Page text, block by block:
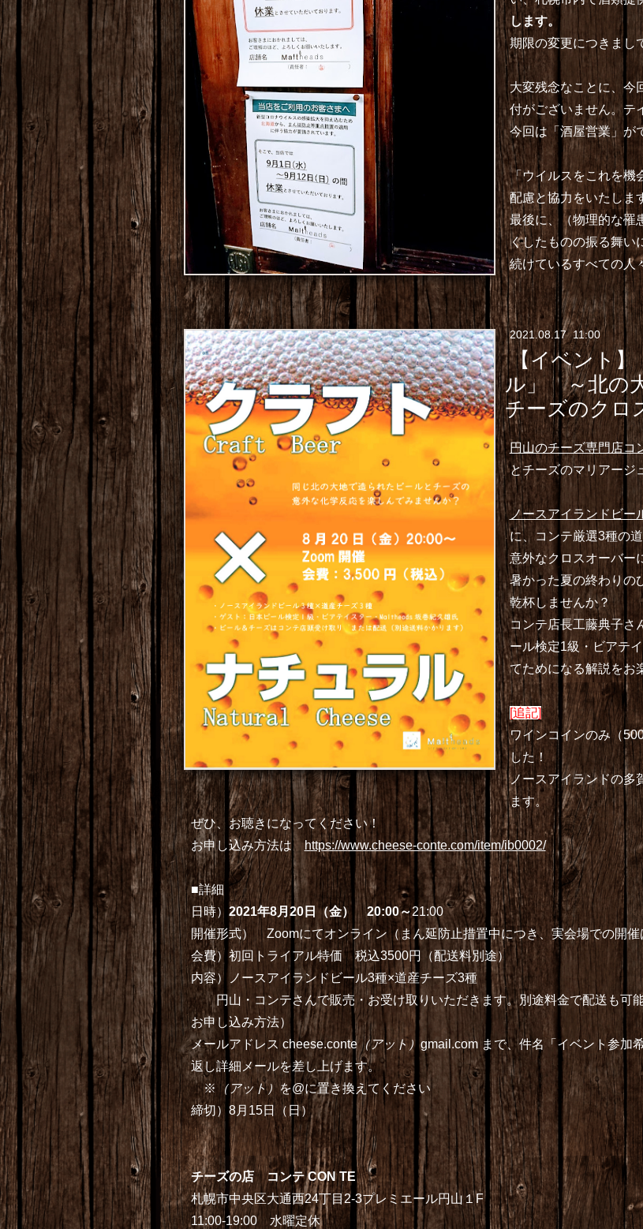
します。
期限の変更につきまし
大変残念なことに、今
付がございません。テ
今回は「酒屋営業」が
「ウイルスをこれを機
配慮と協力をいたしま
最後に、（物理的な罹
くしたものの振る舞い
続けているすべての人
2021.08.17 11:00
【イベント
ル」 ～北の
チーズのクロ
円山のチーズ専門店コ
とチーズのマリアージ
ノースアイランドビー
に、コンテ厳選3種の
意外なクロスオーバー
暑かった夏の終わりの
乾杯しませんか？
コンテ店長工藤典子さ
ール検定1級・ビアテ
てためになる解説をお
[追記]
ワインコインのみ（
した！
ノースアイランドの多
ます。
ぜひ、お聴きになってください！
お申し込み方法はhttps://www.cheese-conte.com/item/ib0002/
■詳細
日時） 2021年8月20日（金） 20:00～21:00
開催形式） Zoomにてオンライン（まん延防止措置中につき、実会場での開催
会費）初回トライアル特価 税込3500円（配送料別途）
内容）ノースアイランドビール3種×道産チーズ3種
円山・コンテさんで販売・お受け取りいただきます。別途料金で配送も可
お申し込み方法）
メールアドレス cheese.conte（アット）gmail.com まで、件名「イベント参加
返し詳細メールを差し上げます。
※ （アット）を@に置き換えてください
締切）8月15日（日）
チーズの店 コンテ CON TE
札幌市中央区大通西24丁目2-3プレミエール円山１F
11:00-19:00 水曜定休